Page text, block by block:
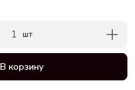
1 шт
В корзину